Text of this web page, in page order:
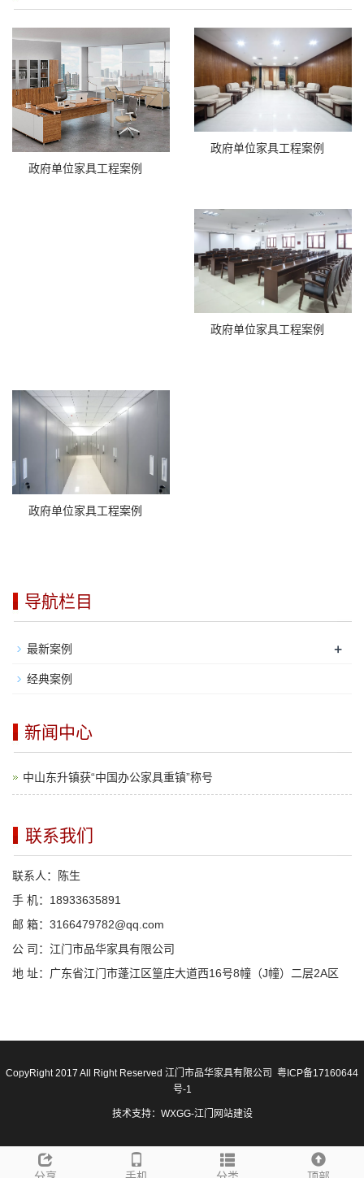
政府单位家具工程案例
政府单位家具工程案例
政府单位家具工程案例
政府单位家具工程案例
导航栏目
最新案例 +
经典案例
新闻中心
中山东升镇获“中国办公家具重镇”称号
联系我们
联系人：陈生
手 机：18933635891
邮 箱：3166479782@qq.com
公 司：江门市品华家具有限公司
地 址：广东省江门市蓬江区篁庄大道西16号8幢（J幢）二层2A区
CopyRight 2017 All Right Reserved 江门市品华家具有限公司 粤ICP备17160644
号-1
技术支持： WXGG-江门网站建设